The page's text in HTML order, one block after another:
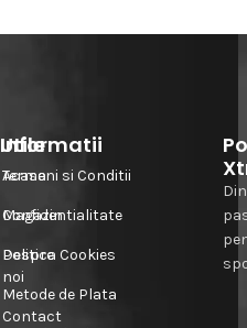
Informatii
Acasa
Magazin
Despre
noi
Contact
Utile
Termeni si Conditii
Confidentialitate
Politica Cookies
Metode de Plata
Din